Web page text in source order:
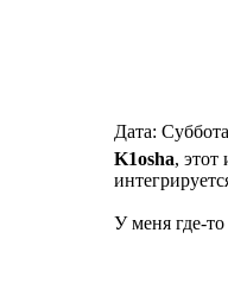
Дата:
K1osha, этот
У меня где-